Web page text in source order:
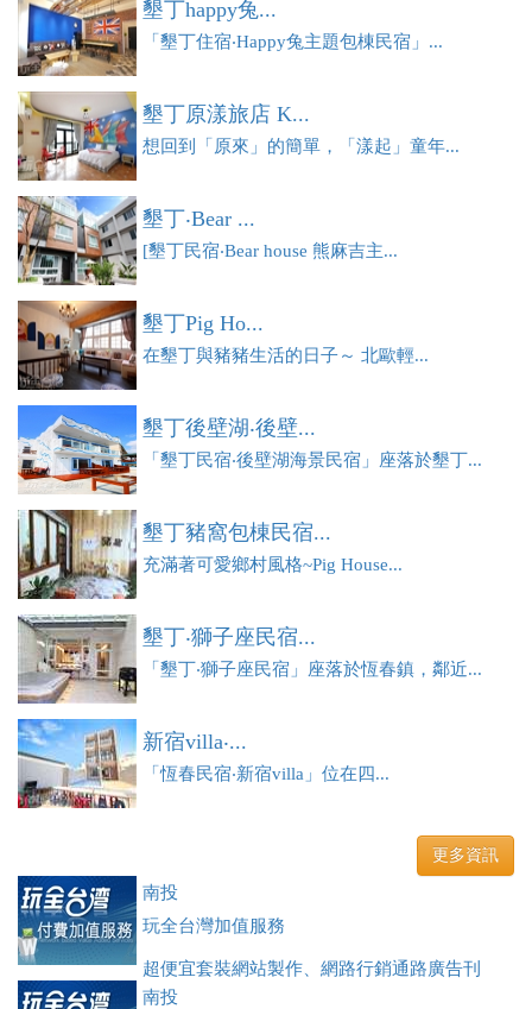
墾丁happy兔...
「墾丁住宿‧Happy兔主題包棟民宿」...
墾丁原漾旅店 K...
想回到「原來」的簡單，「漾起」童年...
墾丁‧Bear ...
[墾丁民宿‧Bear house 熊麻吉主...
墾丁Pig Ho...
在墾丁與豬豬生活的日子～ 北歐輕...
墾丁後壁湖‧後壁...
「墾丁民宿‧後壁湖海景民宿」座落於墾丁...
墾丁豬窩包棟民宿...
充滿著可愛鄉村風格~Pig House...
墾丁‧獅子座民宿...
「墾丁‧獅子座民宿」座落於恆春鎮，鄰近...
新宿villa‧...
「恆春民宿‧新宿villa」位在四...
更多資訊
南投
玩全台灣加值服務
超便宜套裝網站製作、網路行銷通路廣告刊
登、訂房系統、客房委託旅行社銷售，全面優惠中....
南投